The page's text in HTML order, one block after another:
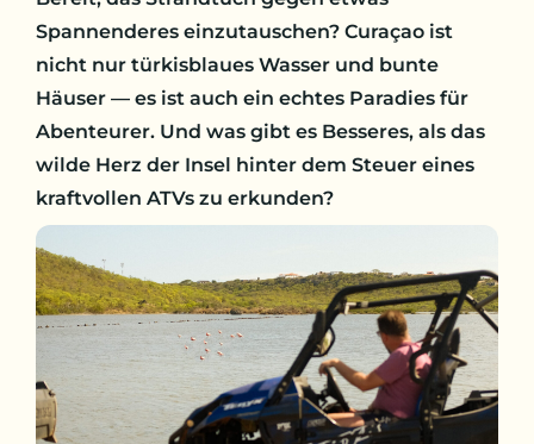
Spannenderes einzutauschen? Curaçao ist
nicht nur türkisblaues Wasser und bunte
Häuser — es ist auch ein echtes Paradies für
Abenteurer. Und was gibt es Besseres, als das
wilde Herz der Insel hinter dem Steuer eines
kraftvollen ATVs zu erkunden?